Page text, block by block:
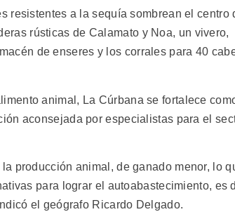
resistentes a la sequía sombrean el centro
rústicas de Calamato y Noa, un vivero,
de enseres y los corrales para 40
animal, La Cúrbana se fortalece
aconsejada por especialistas para el
producción animal, de ganado menor, lo
para lograr el autoabastecimiento, es
el geógrafo Ricardo Delgado.